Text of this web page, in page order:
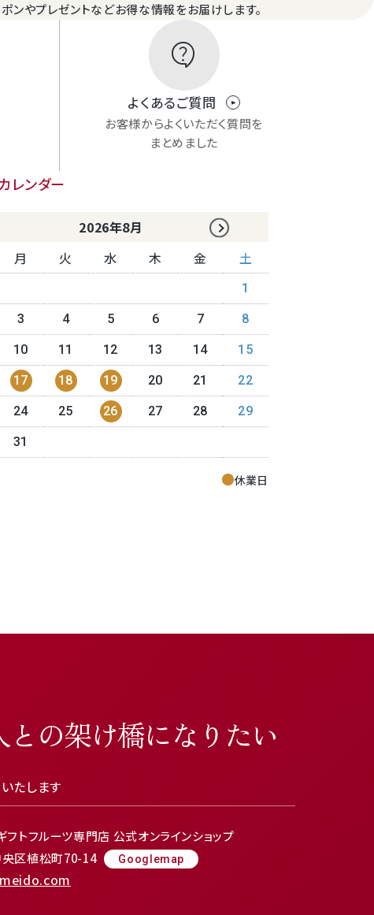
ンやプレゼントなどお得な情報をお届けします。
contact_support
よくあるご質問
お客様からよくいただく質問を
まとめました
レンダー
2026年8月
月 火 水 木 金 土
1
3 4 5 6 7 8
10 11 12 13 14 15
17 18 19 20 21 22
24 25 26 27 28 29
31
休業日
の架け橋になりたい
たします
フトフルーツ専門店 公式オンラインショップ
区植松町70-14 Googlemap